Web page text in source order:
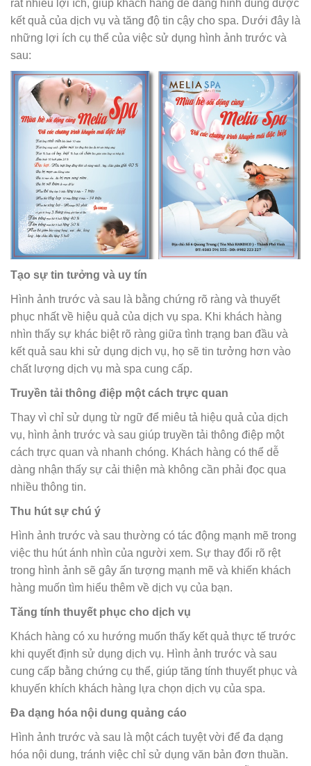
rất nhiều lợi ích, giúp khách hàng dễ dàng hình dung được
kết quả của dịch vụ và tăng độ tin cậy cho spa. Dưới đây là
những lợi ích cụ thể của việc sử dụng hình ảnh trước và
sau:
Tạo sự tin tưởng và uy tín
Hình ảnh trước và sau là bằng chứng rõ ràng và thuyết
phục nhất về hiệu quả của dịch vụ spa. Khi khách hàng
nhìn thấy sự khác biệt rõ ràng giữa tình trạng ban đầu và
kết quả sau khi sử dụng dịch vụ, họ sẽ tin tưởng hơn vào
chất lượng dịch vụ mà spa cung cấp.
Truyền tải thông điệp một cách trực quan
Thay vì chỉ sử dụng từ ngữ để miêu tả hiệu quả của dịch
vụ, hình ảnh trước và sau giúp truyền tải thông điệp một
cách trực quan và nhanh chóng. Khách hàng có thể dễ
dàng nhận thấy sự cải thiện mà không cần phải đọc qua
nhiều thông tin.
Thu hút sự chú ý
Hình ảnh trước và sau thường có tác động mạnh mẽ trong
việc thu hút ánh nhìn của người xem. Sự thay đổi rõ rệt
trong hình ảnh sẽ gây ấn tượng mạnh mẽ và khiến khách
hàng muốn tìm hiểu thêm về dịch vụ của bạn.
Tăng tính thuyết phục cho dịch vụ
Khách hàng có xu hướng muốn thấy kết quả thực tế trước
khi quyết định sử dụng dịch vụ. Hình ảnh trước và sau
cung cấp bằng chứng cụ thể, giúp tăng tính thuyết phục và
khuyến khích khách hàng lựa chọn dịch vụ của spa.
Đa dạng hóa nội dung quảng cáo
Hình ảnh trước và sau là một cách tuyệt vời để đa dạng
hóa nội dung, tránh việc chỉ sử dụng văn bản đơn thuần.